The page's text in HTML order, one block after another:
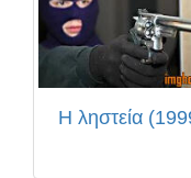
Η ληστεία